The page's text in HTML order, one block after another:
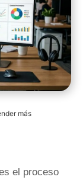
más
el proceso